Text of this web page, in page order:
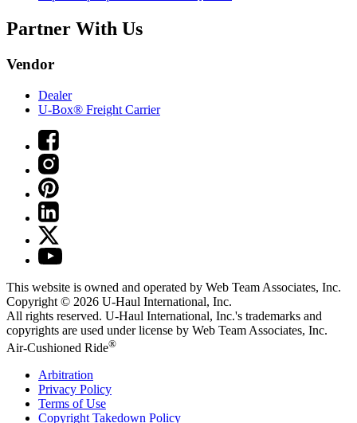
Partner With Us
Vendor
Dealer
U-Box® Freight Carrier
This website is owned and operated by Web Team Associates, Inc.
Copyright © 2026 U-Haul International, Inc.
All rights reserved. U-Haul International, Inc.'s trademarks and
copyrights are used under license by Web Team Associates, Inc.
Air-Cushioned Ride®
Arbitration
Privacy Policy
Terms of Use
Copyright Takedown Policy